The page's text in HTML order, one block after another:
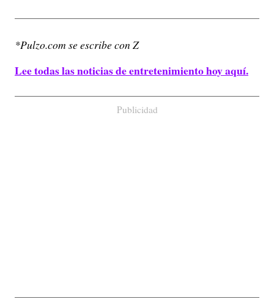
*Pulzo.com se escribe con Z
Lee todas las noticias de entretenimiento hoy aquí.
Publicidad